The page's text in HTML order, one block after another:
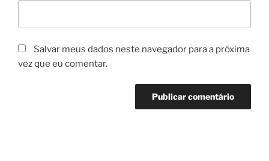
Salvar meus dados neste navegador para a próxima
vez que eu comentar.